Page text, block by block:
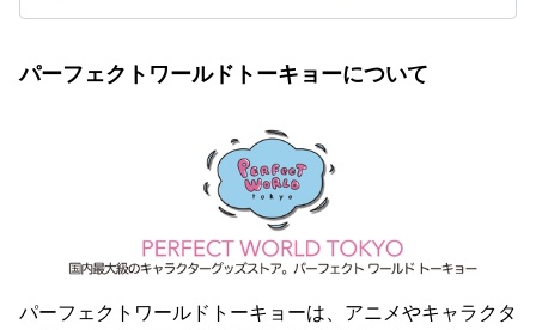
パーフェクトワールドトーキョーについて
パーフェクトワールドトーキョーは、アニメやキャラクタ